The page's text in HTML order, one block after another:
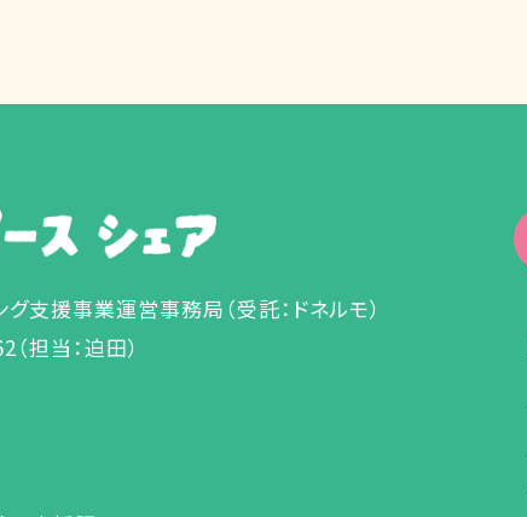
グ支援事業運営事務局 （受託：ドネルモ）
担当：迫田）